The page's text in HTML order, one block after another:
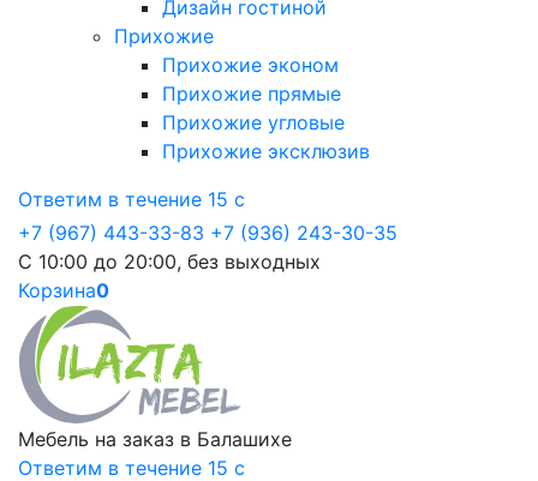
Дизайн гостиной
Прихожие
Прихожие эконом
Прихожие прямые
Прихожие угловые
Прихожие эксклюзив
Ответим в течение 15 с
+7 (967) 443-33-83 +7 (936) 243-30-35
С 10:00 до 20:00, без выходных
Корзина0
Мебель на заказ в Балашихе
Ответим в течение 15 с